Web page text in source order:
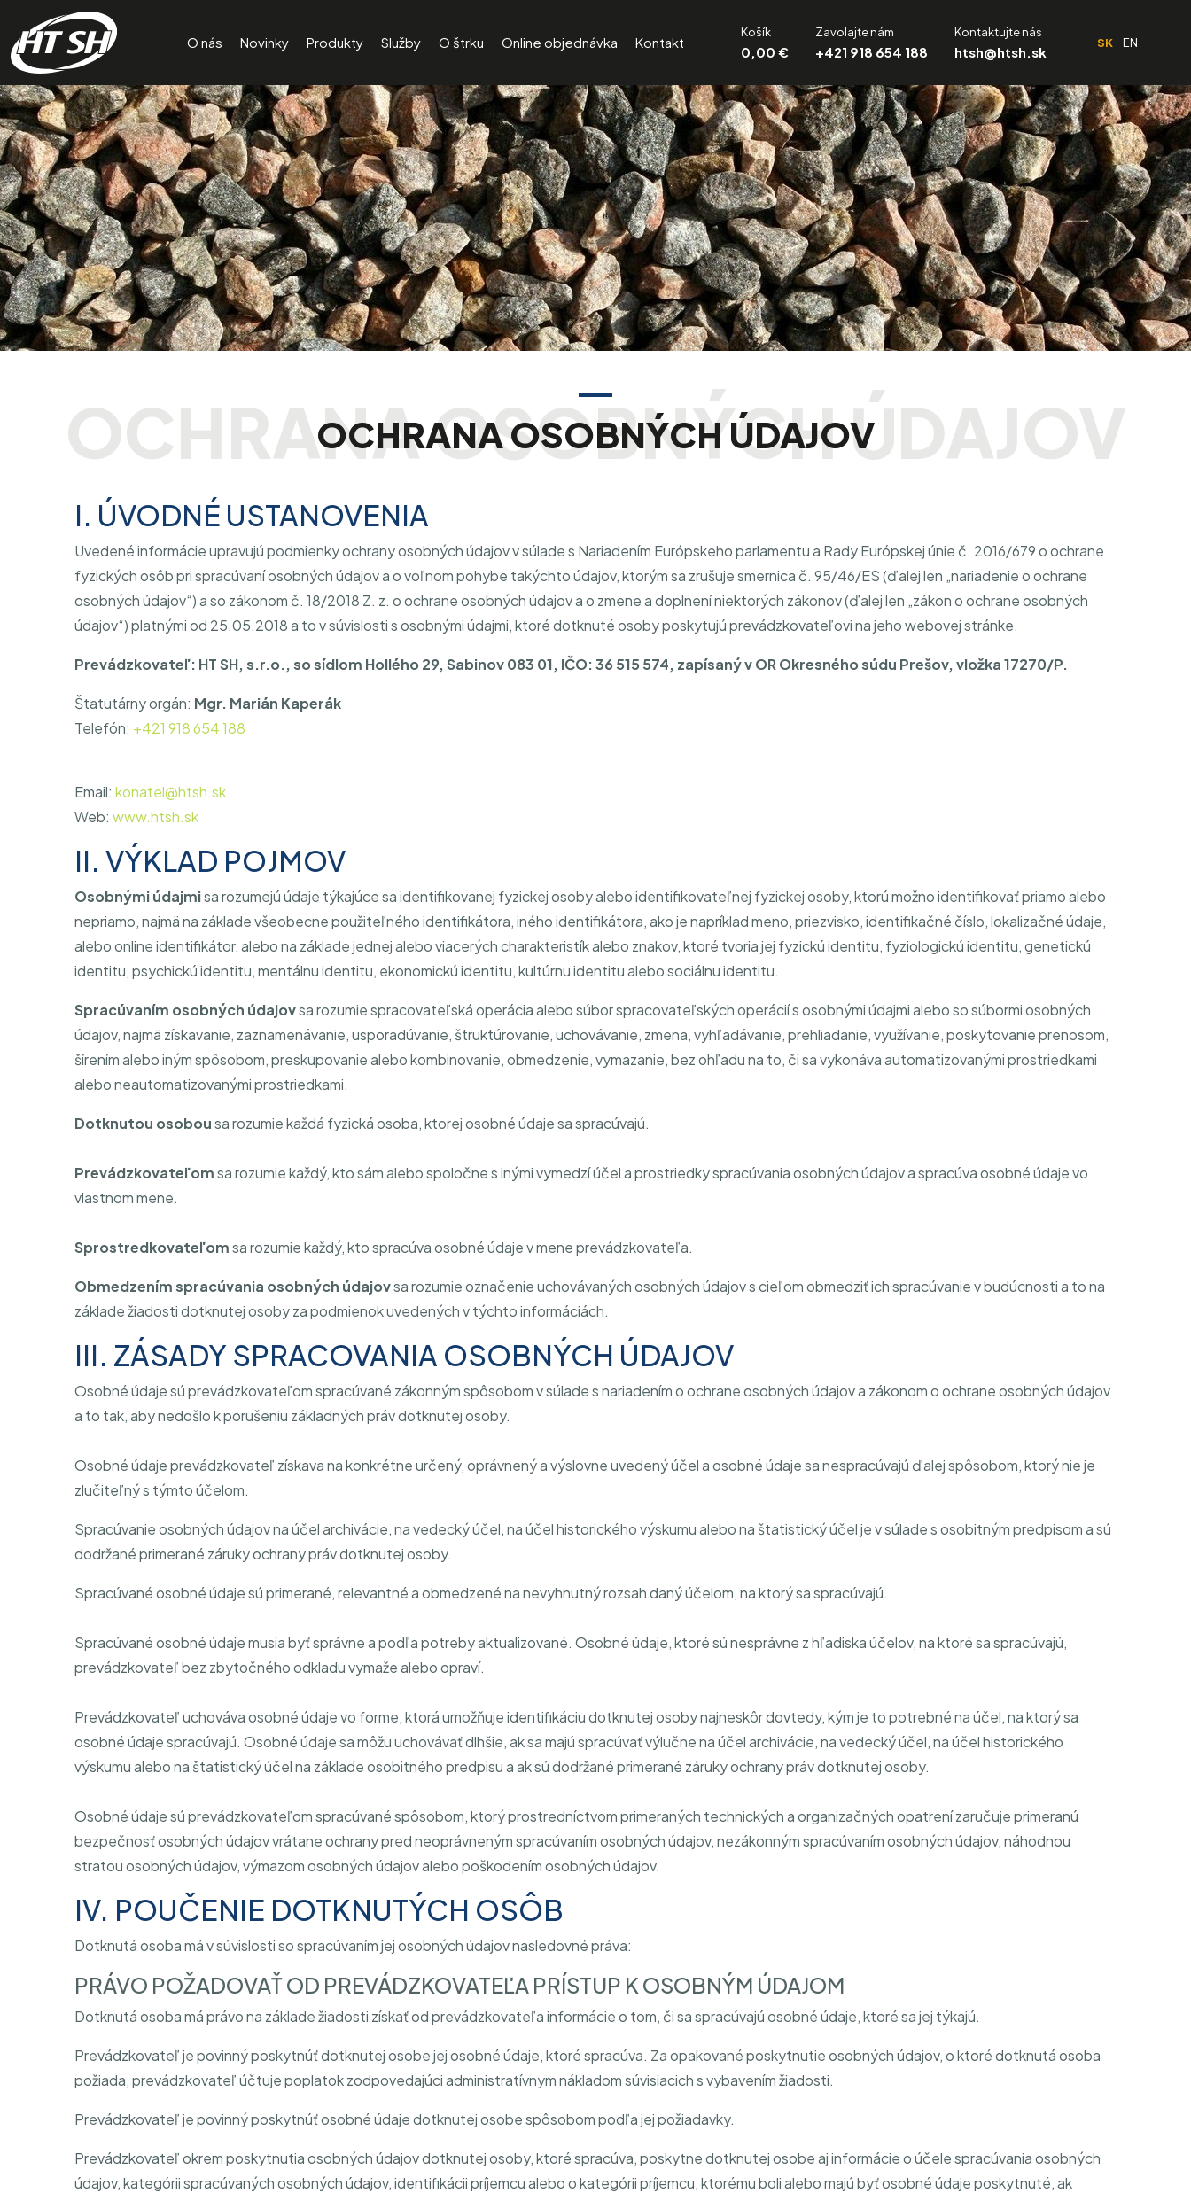
O nás Novinky Produkty Služby O štrku Online objednávka Kontakt
Košík
0,00 €
Zavolajte nám
+421 918 654 188
Kontaktujte nás
htsh@htsh.sk
SK EN
OCHRANA OSOBNÝCH ÚDAJOV
I. ÚVODNÉ USTANOVENIA
Uvedené informácie upravujú podmienky ochrany osobných údajov v súlade s Nariadením Európskeho parlamentu a Rady Európskej únie č. 2016/679 o ochrane
fyzických osôb pri spracúvaní osobných údajov a o voľnom pohybe takýchto údajov, ktorým sa zrušuje smernica č. 95/46/ES (ďalej len „nariadenie o ochrane
osobných údajov“) a so zákonom č. 18/2018 Z. z. o ochrane osobných údajov a o zmene a doplnení niektorých zákonov (ďalej len „zákon o ochrane osobných
údajov“) platnými od 25.05.2018 a to v súvislosti s osobnými údajmi, ktoré dotknuté osoby poskytujú prevádzkovateľovi na jeho webovej stránke.
Prevádzkovateľ: HT SH, s.r.o., so sídlom Hollého 29, Sabinov 083 01, IČO: 36 515 574, zapísaný v OR Okresného súdu Prešov, vložka 17270/P.
Štatutárny orgán: Mgr. Marián Kaperák
Telefón: +421 918 654 188
Email: konatel@htsh.sk
Web: www.htsh.sk
II. VÝKLAD POJMOV
Osobnými údajmisa rozumejú údaje týkajúce sa identifikovanej fyzickej osoby alebo identifikovateľnej fyzickej osoby, ktorú možno identifikovať priamo alebo
nepriamo, najmä na základe všeobecne použiteľného identifikátora, iného identifikátora, ako je napríklad meno, priezvisko, identifikačné číslo, lokalizačné údaje,
alebo online identifikátor, alebo na základe jednej alebo viacerých charakteristík alebo znakov, ktoré tvoria jej fyzickú identitu, fyziologickú identitu, genetickú
identitu, psychickú identitu, mentálnu identitu, ekonomickú identitu, kultúrnu identitu alebo sociálnu identitu.
Spracúvaním osobných údajovsa rozumie spracovateľská operácia alebo súbor spracovateľských operácií s osobnými údajmi alebo so súbormi osobných
údajov, najmä získavanie, zaznamenávanie, usporadúvanie, štruktúrovanie, uchovávanie, zmena, vyhľadávanie, prehliadanie, využívanie, poskytovanie prenosom,
šírením alebo iným spôsobom, preskupovanie alebo kombinovanie, obmedzenie, vymazanie, bez ohľadu na to, či sa vykonáva automatizovanými prostriedkami
alebo neautomatizovanými prostriedkami.
Dotknutou osobousa rozumie každá fyzická osoba, ktorej osobné údaje sa spracúvajú.
Prevádzkovateľomsa rozumie každý, kto sám alebo spoločne s inými vymedzí účel a prostriedky spracúvania osobných údajov a spracúva osobné údaje vo
vlastnom mene.
Sprostredkovateľomsa rozumie každý, kto spracúva osobné údaje v mene prevádzkovateľa.
Obmedzením spracúvania osobných údajovsa rozumie označenie uchovávaných osobných údajov s cieľom obmedziť ich spracúvanie v budúcnosti a to na
základe žiadosti dotknutej osoby za podmienok uvedených v týchto informáciách.
III. ZÁSADY SPRACOVANIA OSOBNÝCH ÚDAJOV
Osobné údaje sú prevádzkovateľom spracúvané zákonným spôsobom v súlade s nariadením o ochrane osobných údajov a zákonom o ochrane osobných údajov
a to tak, aby nedošlo k porušeniu základných práv dotknutej osoby.
Osobné údaje prevádzkovateľ získava na konkrétne určený, oprávnený a výslovne uvedený účel a osobné údaje sa nespracúvajú ďalej spôsobom, ktorý nie je
zlučiteľný s týmto účelom.
Spracúvanie osobných údajov na účel archivácie, na vedecký účel, na účel historického výskumu alebo na štatistický účel je v súlade s osobitným predpisom a sú
dodržané primerané záruky ochrany práv dotknutej osoby.
Spracúvané osobné údaje sú primerané, relevantné a obmedzené na nevyhnutný rozsah daný účelom, na ktorý sa spracúvajú.
Spracúvané osobné údaje musia byť správne a podľa potreby aktualizované. Osobné údaje, ktoré sú nesprávne z hľadiska účelov, na ktoré sa spracúvajú,
prevádzkovateľ bez zbytočného odkladu vymaže alebo opraví.
Prevádzkovateľ uchováva osobné údaje vo forme, ktorá umožňuje identifikáciu dotknutej osoby najneskôr dovtedy, kým je to potrebné na účel, na ktorý sa
osobné údaje spracúvajú. Osobné údaje sa môžu uchovávať dlhšie, ak sa majú spracúvať výlučne na účel archivácie, na vedecký účel, na účel historického
výskumu alebo na štatistický účel na základe osobitného predpisu a ak sú dodržané primerané záruky ochrany práv dotknutej osoby.
Osobné údaje sú prevádzkovateľom spracúvané spôsobom, ktorý prostredníctvom primeraných technických a organizačných opatrení zaručuje primeranú
bezpečnosť osobných údajov vrátane ochrany pred neoprávneným spracúvaním osobných údajov, nezákonným spracúvaním osobných údajov, náhodnou
stratou osobných údajov, výmazom osobných údajov alebo poškodením osobných údajov.
IV. POUČENIE DOTKNUTÝCH OSÔB
Dotknutá osoba má v súvislosti so spracúvaním jej osobných údajov nasledovné práva:
PRÁVO POŽADOVAŤ OD PREVÁDZKOVATEĽA PRÍSTUP K OSOBNÝM ÚDAJOM
Dotknutá osoba má právo na základe žiadosti získať od prevádzkovateľa informácie o tom, či sa spracúvajú osobné údaje, ktoré sa jej týkajú.
Prevádzkovateľ je povinný poskytnúť dotknutej osobe jej osobné údaje, ktoré spracúva. Za opakované poskytnutie osobných údajov, o ktoré dotknutá osoba
požiada, prevádzkovateľ účtuje poplatok zodpovedajúci administratívnym nákladom súvisiacich s vybavením žiadosti.
Prevádzkovateľ je povinný poskytnúť osobné údaje dotknutej osobe spôsobom podľa jej požiadavky.
Prevádzkovateľ okrem poskytnutia osobných údajov dotknutej osoby, ktoré spracúva, poskytne dotknutej osobe aj informácie o účele spracúvania osobných
údajov, kategórii spracúvaných osobných údajov, identifikácii príjemcu alebo o kategórii príjemcu, ktorému boli alebo majú byť osobné údaje poskytnuté, ak